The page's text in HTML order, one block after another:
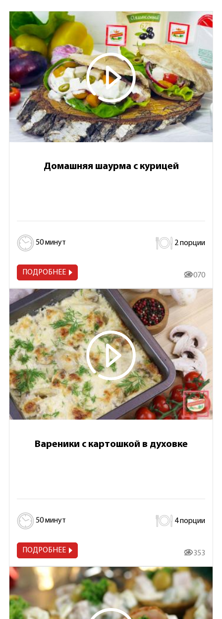
Домашняя шаурма с курицей
50 минут 2 порции
ПОДРОБНЕЕ 24 070
Вареники с картошкой в духовке
50 минут 4 порции
ПОДРОБНЕЕ 25 353